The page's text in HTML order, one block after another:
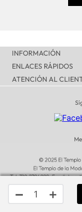
＋
－
INFORMACIÓN
ENLACES RÁPIDOS
ATENCIÓN AL